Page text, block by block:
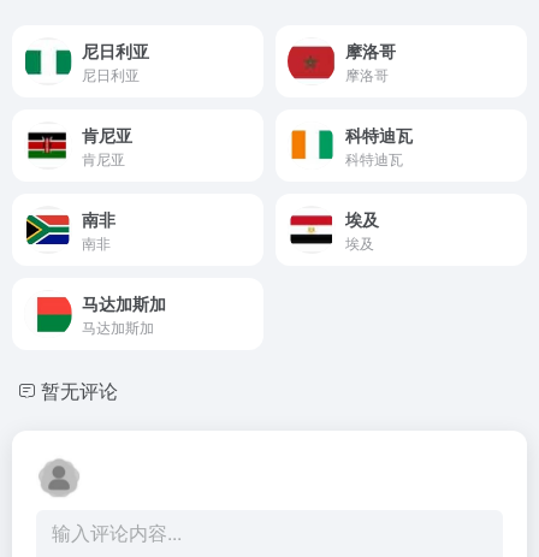
尼日利亚
尼日利亚
摩洛哥
摩洛哥
肯尼亚
肯尼亚
科特迪瓦
科特迪瓦
南非
南非
埃及
埃及
马达加斯加
马达加斯加
暂无评论